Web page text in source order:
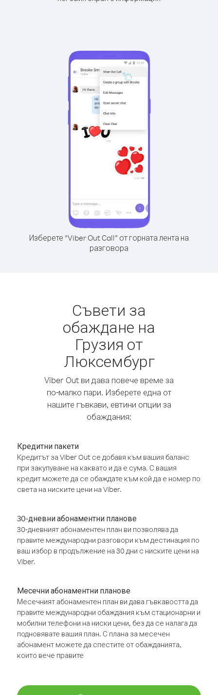
Изберете “Viber Out Call” от горната лента на
разговора
Съвети за
обаждане на
Грузия от
Люксембург
Viber Out ви дава повече време за
по-малко пари. Изберете една от
нашите гъвкави, евтини опции за
обаждания:
Кредитни пакети
Кредитът за Viber Out се добавя към вашия баланс
при закупуване на каквато и да е сума. С вашия
кредит можете да се обаждате към кой да е номер по
света на ниските цени на Viber.
30-дневни абонаментни планове
30-дневният абонаментен план ви позволява да
правите международни разговори към дестинация по
ваш избор в продължение на 30 дни с ниските цени на
Viber.
Месечни абонаментни планове
Месечният абонаментен план ви дава гъвкавостта да
правите международни обаждания към стационарни и
мобилни телефони на ниски цени, без да се налага да
подновявате вашия план. С плана за месечен
абонамент можете да спестите от обажданията,
които вече правите